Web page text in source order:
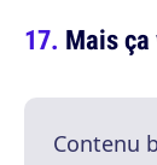
Mais ça
Contenu